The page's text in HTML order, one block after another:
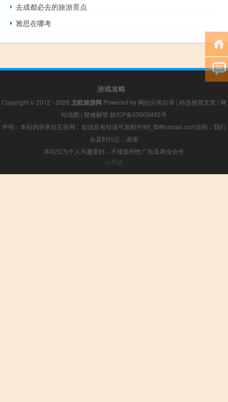
去成都必去的旅游景点
雅思在哪考
游戏攻略
Copyright © 2012 - 2026 北欧旅游网 Powered by 网站分类目录 | 精选推荐文章 | 网
站地图 | 疑难解答 陕ICP备05009492号
声明：本站内容来自互联网，如信息有错误可发邮件到f_fb#foxmail.com说明，我们
会及时纠正，谢谢
本站仅为个人兴趣爱好，不接盈利性广告及商业合作
小男孩